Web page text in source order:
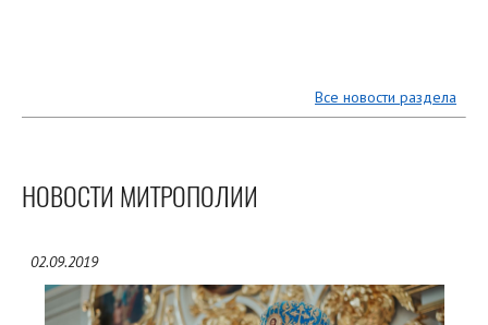
Все новости раздела
НОВОСТИ МИТРОПОЛИИ
02.09.2019